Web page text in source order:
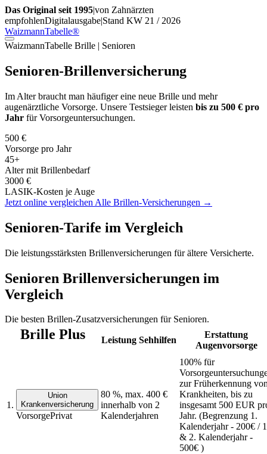
Das Original seit 1995|von Zahnärzten
empfohlenDigitalausgabe|Stand KW 21 / 2026
WaizmannTabelle®
WaizmannTabelle Brille | Senioren
Senioren-Brillenversicherung
Im Alter braucht man häufiger eine neue Brille und mehr
augenärztliche Vorsorge. Unsere Testsieger leisten bis zu 500 € pro
Jahr für Vorsorgeuntersuchungen.
500 €
Vorsorge pro Jahr
45+
Alter mit Brillenbedarf
3000 €
LASIK-Kosten je Auge
Jetzt online vergleichen Alle Brillen-Versicherungen →
Senioren-Tarife im Vergleich
Die leistungsstärksten Brillenversicherungen für ältere Versicherte.
Senioren Brillenversicherungen im
Vergleich
Die besten Brillen-Zusatzversicherungen für Senioren.
Brille Plus Leistung Sehhilfen
Erstattung
Augenvorsorge
1.
Union
Krankenversicherung
VorsorgePrivat
80 %, max. 400 €
innerhalb von 2
Kalenderjahren
100% für
zur Früherkennung
Krankheiten, bis zu
insgesamt 500 EUR
Jahr. (Begrenzung 1.
Kalenderjahr - 200€ /
& 2. Kalenderjahr -
500€ )